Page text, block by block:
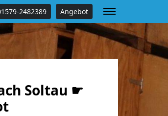
2482389 Angebot
Soltau ☛